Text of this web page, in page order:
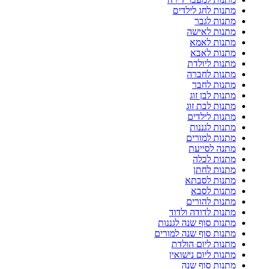
מתנות לחג לילדים
מתנות לגבר
מתנות לאישה
מתנות לאמא
מתנות לאבא
מתנות ליולדת
מתנות לחברה
מתנות לחבר
מתנות לבן זוג
מתנות לבת זוג
מתנות לילדים
מתנות לגננות
מתנות למורים
מתנה לסייעת
מתנות לכלה
מתנות לחתן
מתנות לסבתא
מתנות לסבא
מתנות להורים
מתנות לדודה ולדוד
מתנות סוף שנה לגננות
מתנות סוף שנה למורים
מתנות ליום הולדת
מתנות ליום נישואין
מתנות סוף שנה